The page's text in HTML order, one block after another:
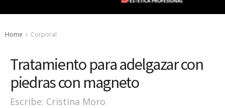
Home Corporal
Tratamiento para adelgazar con
piedras con magneto
Escribe: Cristina Moro